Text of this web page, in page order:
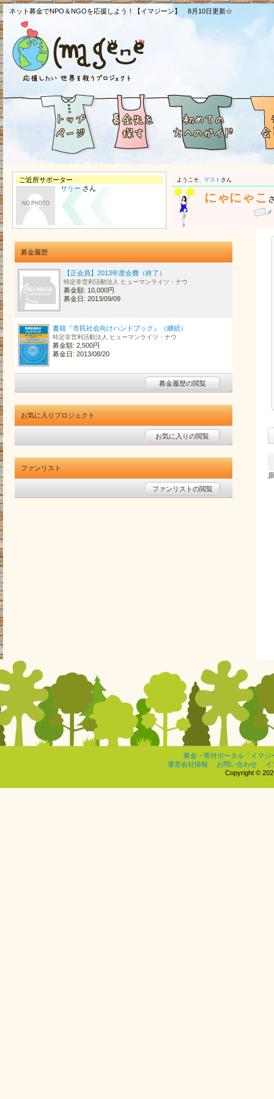
ネット募金でNPO＆NGOを応援しよう！【イマジーン】 8月10日更新☆
ご近所サポーター
サリーさん
ようこそ、 ゲスト さん
にゃにゃこ
募金履歴
【正会員】2013年度会費（終了）
特定非営利活動法人 ヒューマンライツ・ナウ
募金額: 10,000円
募金日: 2013/09/09
書籍『市民社会向けハンドブック』（継続）
特定非営利活動法人 ヒューマンライツ・ナウ
募金額: 2,500円
募金日: 2013/08/20
募金履歴の閲覧
お気に入りプロジェクト
お気に入りの閲覧
ファンリスト
ファンリストの閲覧
募金・寄付ポータル「イマジ
運営会社情報
お問い合わせ
イ
Copyright ©